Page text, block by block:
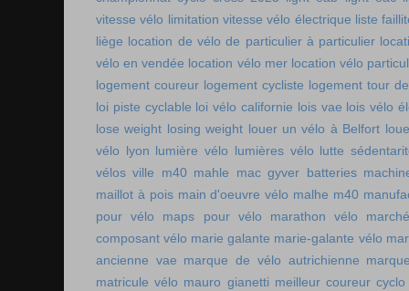
vitesse vélo limitation vitesse vélo électrique liste
liège location de vélo de particulier à particulier
vélo en vendée location vélo mer location vélo
logement coureur logement cycliste logement tour
loi piste cyclable loi vélo californie lois vae lois vélo
lose weight losing weight louer un vélo à Belfort
vélo lyon lumière vélo lumières vélo lutte
vélos ville
m40 mahle mac gyver batteries
maillot à pois main d'oeuvre vélo malhe m40
pour vélo
maps pour vélo marathon vélo
composant vélo marie galante marie-galante vélo
ancienne vae marque de vélo autrichienne
matricule vélo mauro gianetti meilleur coureur